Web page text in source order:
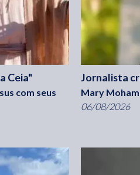
Ceia"
com seus
Jornalista
Mary
06/08/2026